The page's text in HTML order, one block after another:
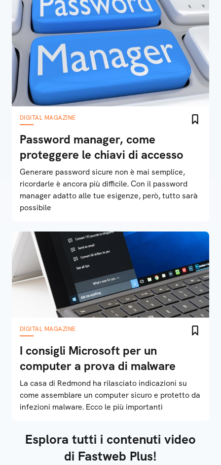
DIGITAL MAGAZINE
Password manager, come
proteggere le chiavi di accesso
Generare password sicure non è mai semplice,
ricordarle è ancora più difficile. Con il password
manager adatto alle tue esigenze, però, tutto sarà
possibile
DIGITAL MAGAZINE
I consigli Microsoft per un
computer a prova di malware
La casa di Redmond ha rilasciato indicazioni su
come assemblare un computer sicuro e protetto da
infezioni malware. Ecco le più importanti
Esplora tutti i contenuti video
di Fastweb Plus!